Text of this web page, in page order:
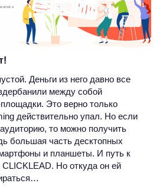
Деньги из него давно все
между собой
Это верно только
действительно упал. Но если
то можно получить
большая часть десктопных
и планшеты. И путь к
Но откуда он ей